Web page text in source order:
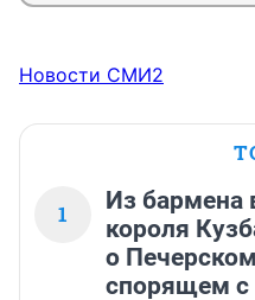
Новости СМИ2
1
Из бармена
короля
о
спорящем с